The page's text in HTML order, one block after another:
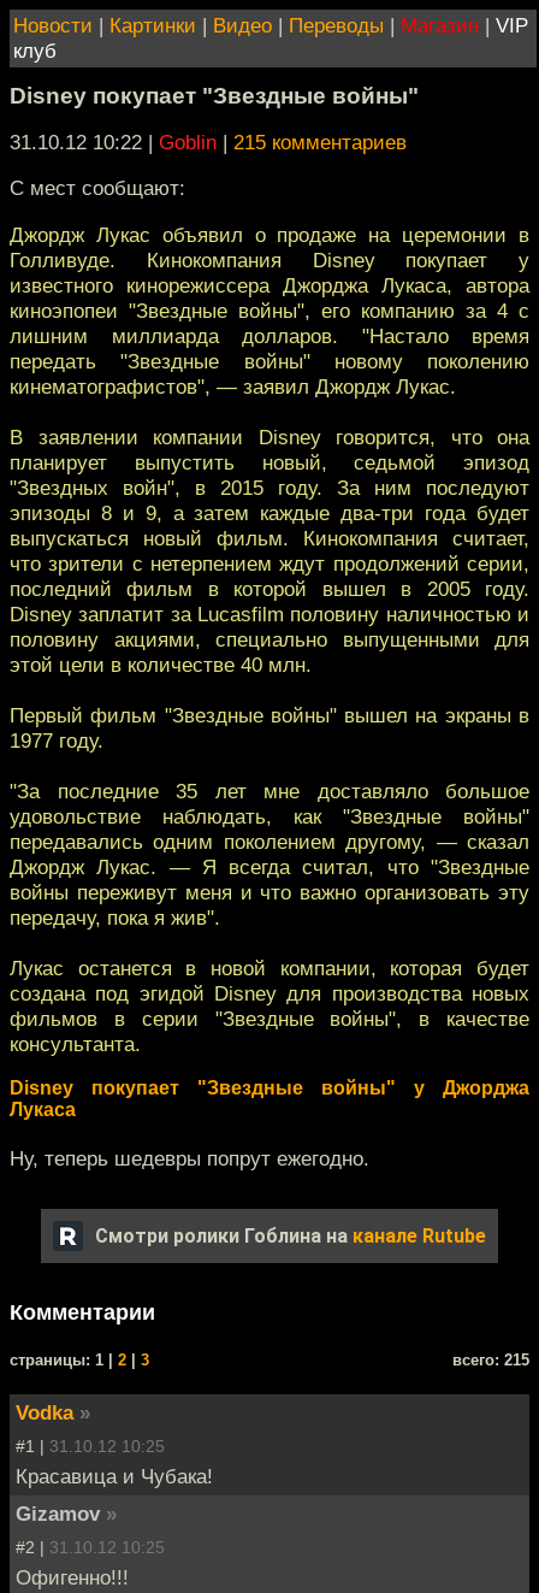
Новости | Картинки | Видео | Переводы | Магазин | VIP
клуб
Disney покупает "Звездные войны"
31.10.12 10:22 | Goblin | 215 комментариев
С мест сообщают:
Джордж Лукас объявил о продаже на церемонии в
Голливуде. Кинокомпания Disney покупает у
известного кинорежиссера Джорджа Лукаса, автора
киноэпопеи "Звездные войны", его компанию за 4 с
лишним миллиарда долларов. "Настало время
передать "Звездные войны" новому поколению
кинематографистов", — заявил Джордж Лукас.
В заявлении компании Disney говорится, что она
планирует выпустить новый, седьмой эпизод
"Звездных войн", в 2015 году. За ним последуют
эпизоды 8 и 9, а затем каждые два-три года будет
выпускаться новый фильм. Кинокомпания считает,
что зрители с нетерпением ждут продолжений серии,
последний фильм в которой вышел в 2005 году.
Disney заплатит за Lucasfilm половину наличностью и
половину акциями, специально выпущенными для
этой цели в количестве 40 млн.
Первый фильм "Звездные войны" вышел на экраны в
1977 году.
"За последние 35 лет мне доставляло большое
удовольствие наблюдать, как "Звездные войны"
передавались одним поколением другому, — сказал
Джордж Лукас. — Я всегда считал, что "Звездные
войны переживут меня и что важно организовать эту
передачу, пока я жив".
Лукас останется в новой компании, которая будет
создана под эгидой Disney для производства новых
фильмов в серии "Звездные войны", в качестве
консультанта.
Disney покупает "Звездные войны" у Джорджа
Лукаса
Ну, теперь шедевры попрут ежегодно.
Смотри ролики Гоблина на канале Rutube
Комментарии
cтраницы: 1 | 2 3 всего: 215
Vodka »
#1 | 31.10.12 10:25
Красавица и Чубака!
Gizamov »
#2 | 31.10.12 10:25
Офигенно!!!